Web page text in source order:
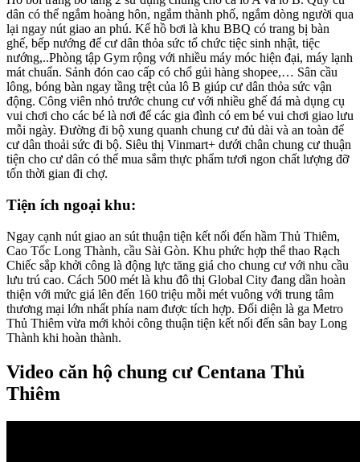
dân có thể ngắm hoàng hôn, ngắm thành phố, ngắm dòng người qua
lại ngay nút giao an phú. Kế hồ bơi là khu BBQ có trang bị bàn
ghế, bếp nướng để cư dân thỏa sức tổ chức tiệc sinh nhật, tiệc
nướng,..Phòng tập Gym rộng với nhiều máy móc hiện đại, máy lạnh
mát chuẩn. Sảnh đón cao cấp có chổ gủi hàng shopee,… Sân cầu
lông, bóng bàn ngay tầng trệt của lô B giúp cư dân thỏa sức vận
động. Công viên nhỏ trước chung cư với nhiều ghế đá mà dụng cụ
vui chơi cho các bé là nơi để các gia đình có em bé vui chơi giao lưu
mỗi ngày. Đường đi bộ xung quanh chung cư đủ dài và an toàn để
cư dân thoải sức đi bộ. Siêu thị Vinmart+ dưới chân chung cư thuận
tiện cho cư dân có thể mua sắm thực phẩm tươi ngon chất lượng đỡ
tốn thời gian đi chợ.
Tiện ích ngoại khu:
Ngay cạnh nút giao an sút thuận tiện kết nối đến hầm Thủ Thiêm,
Cao Tốc Long Thành, cầu Sài Gòn. Khu phức hợp thể thao Rạch
Chiếc sắp khởi công là động lực tăng giá cho chung cư với nhu cầu
lưu trú cao. Cách 500 mét là khu đô thị Global City đang dần hoàn
thiện với mức giá lên đến 160 triệu mỗi mét vuông với trung tâm
thương mại lớn nhất phía nam được tích hợp. Đối diện là ga Metro
Thủ Thiêm vừa mới khỏi công thuận tiện kết nối đến sân bay Long
Thành khi hoàn thành.
Video căn hộ chung cư Centana Thủ
Thiêm